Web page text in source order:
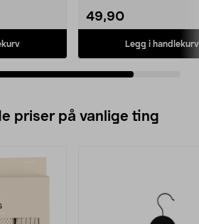
49,90
Legg i handlekurv
priser på vanlige ting